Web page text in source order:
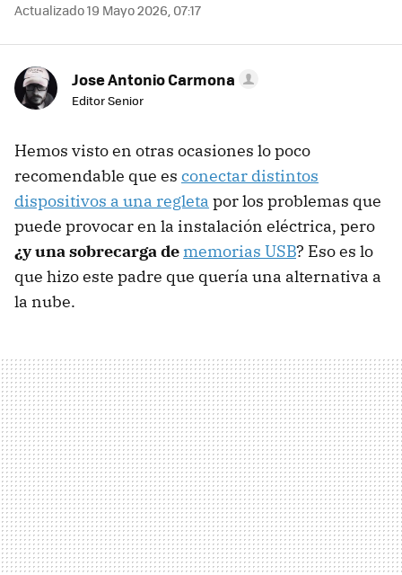
Actualizado 19 Mayo 2026, 07:17
Jose Antonio Carmona
Editor Senior
Hemos visto en otras ocasiones lo poco
recomendable que es conectar distintos
dispositivos a una regleta por los problemas que
puede provocar en la instalación eléctrica, pero
¿y una sobrecarga de memorias USB? Eso es lo
que hizo este padre que quería una alternativa a
la nube.